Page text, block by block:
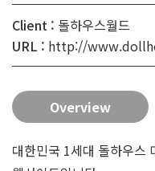
Client : 돌하우스월드
URL : http://
Overview
대한민국 1세대 돌하우스